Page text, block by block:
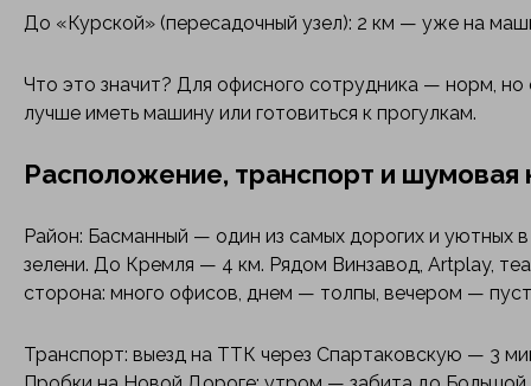
До «Курской» (пересадочный узел): 2 км — уже на
Что это значит? Для офисного сотрудника — норм, но
лучше иметь машину или готовиться к прогулкам.
Расположение, транспорт и шумовая
Район: Басманный — один из самых дорогих и уютных
зелени. До Кремля — 4 км. Рядом Винзавод, Artplay,
сторона: много офисов, днем — толпы, вечером —
Транспорт: выезд на ТТК через Спартаковскую — 3